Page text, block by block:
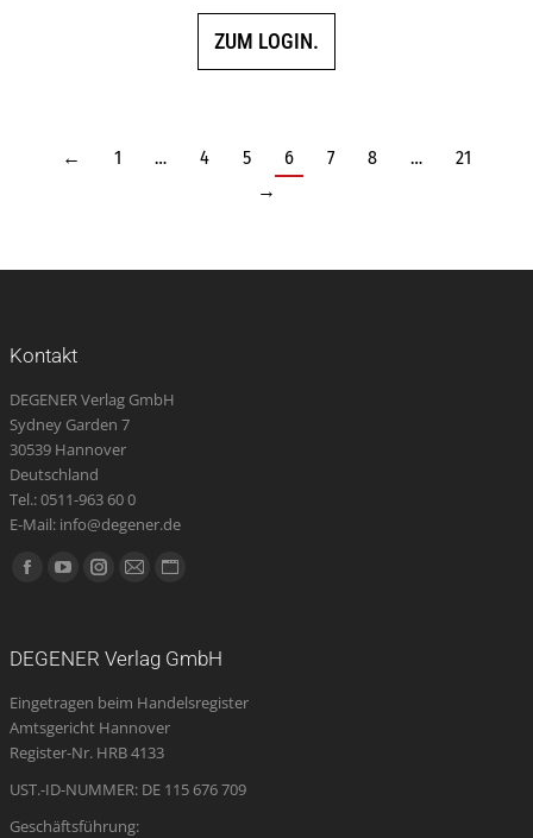
ZUM LOGIN.
← 1 … 4 5 6 7 8 …
21
→
Kontakt
DEGENER Verlag GmbH
Sydney Garden 7
30539 Hannover
Deutschland
Tel.: 0511-963 60 0
E-Mail: info@degener.de
Finden Sie uns auf:
Facebook
new
window
YouTube
new
window
Instagram
new
window
E-
opens
in
new
Website
new
DEGENER Verlag GmbH
Eingetragen beim Handelsregister
Amtsgericht Hannover
Register-Nr. HRB 4133
UST.-ID-NUMMER: DE 115 676 709
Geschäftsführung: